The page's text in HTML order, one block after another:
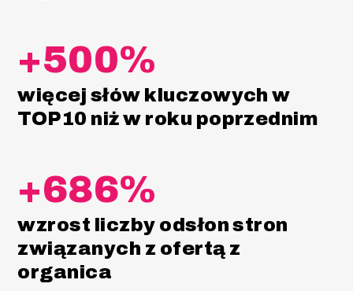
+500%
więcej słów kluczowych w
TOP10 niż w roku poprzednim
+686%
wzrost liczby odsłon stron
związanych z ofertą z
organica